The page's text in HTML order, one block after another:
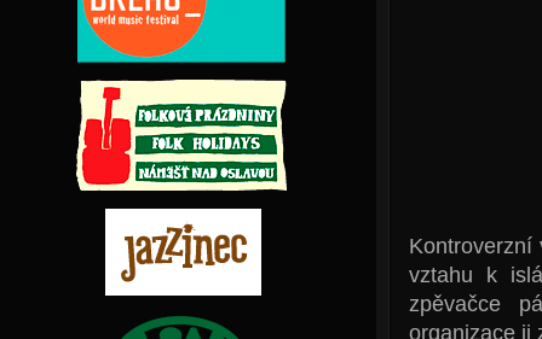
vztahu k
zpěvačce
organizace ji